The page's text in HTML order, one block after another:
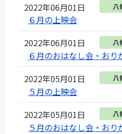
2022年06月01日
八
６月の上映会
2022年06月01日
八
６月のおはなし会・お
2022年05月01日
八
５月の上映会
2022年05月01日
八
５月のおはなし会・お